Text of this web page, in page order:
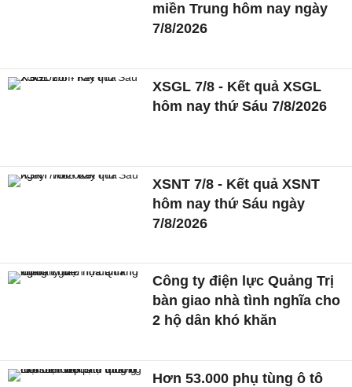
miền Trung hôm nay ngày
7/8/2026
XSGL 7/8 - Kết quả XSGL
hôm nay thứ Sáu 7/8/2026
XSNT 7/8 - Kết quả XSNT
hôm nay thứ Sáu ngày
7/8/2026
Công ty điện lực Quảng Trị
bàn giao nhà tình nghĩa cho
2 hộ dân khó khăn
Hơn 53.000 phụ tùng ô tô